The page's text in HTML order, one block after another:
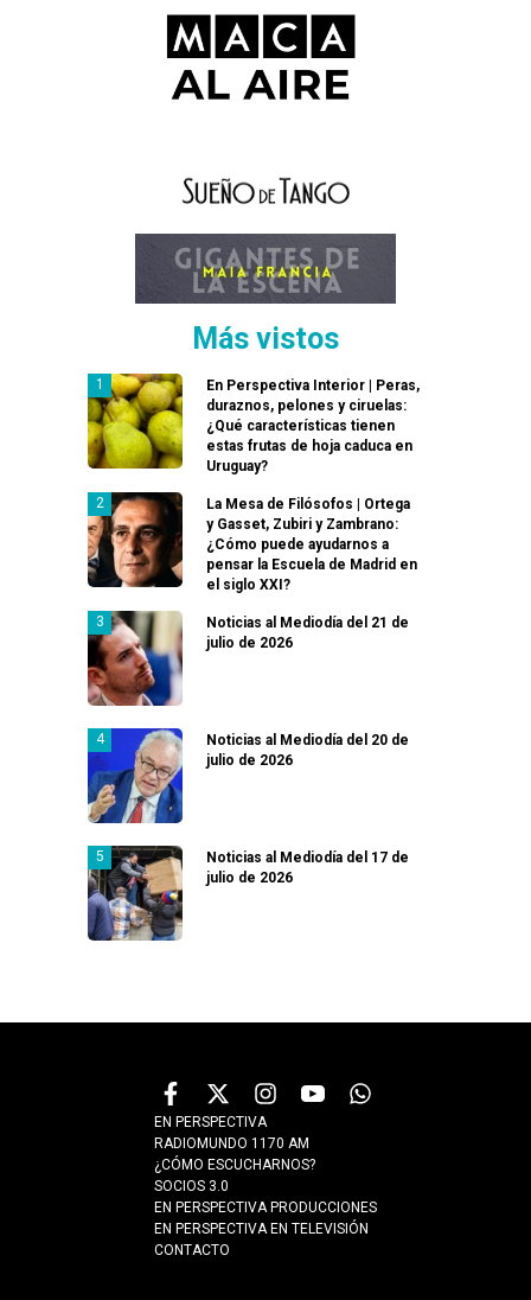
Más vistos
En Perspectiva Interior | Peras,
duraznos, pelones y ciruelas:
¿Qué características tienen
estas frutas de hoja caduca en
Uruguay?
La Mesa de Filósofos | Ortega
y Gasset, Zubiri y Zambrano:
¿Cómo puede ayudarnos a
pensar la Escuela de Madrid en
el siglo XXI?
Noticias al Mediodía del 21 de
julio de 2026
Noticias al Mediodía del 20 de
julio de 2026
Noticias al Mediodía del 17 de
julio de 2026
EN PERSPECTIVA
RADIOMUNDO 1170 AM
¿CÓMO ESCUCHARNOS?
SOCIOS 3.0
EN PERSPECTIVA PRODUCCIONES
EN PERSPECTIVA EN TELEVISIÓN
CONTACTO